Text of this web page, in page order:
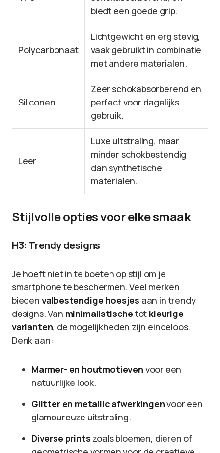
biedt een goede grip.
Polycarbonaat
Lichtgewicht en erg stevig,
vaak gebruikt in combinatie
met andere materialen.
Siliconen
Zeer schokabsorberend en
perfect voor dagelijks
gebruik.
Leer
Luxe uitstraling, maar
minder schokbestendig
dan synthetische
materialen.
Stijlvolle opties voor elke smaak
H3: Trendy designs
Je hoeft niet in te boeten op stijl om je
smartphone te beschermen. Veel merken
bieden valbestendige hoesjes aan in trendy
designs. Van minimalistische tot kleurige
varianten, de mogelijkheden zijn eindeloos.
Denk aan:
Marmer- en houtmotieven voor een
natuurlijke look.
Glitter en metallic afwerkingenvoor een
glamoureuze uitstraling.
Diverse prints zoals bloemen, dieren of